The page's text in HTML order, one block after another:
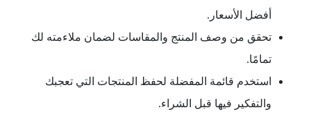
أفضل الأسعار.
تحقق من وصف المنتج والمقاسات لضمان ملاءمته لك
تمامًا.
استخدم قائمة المفضلة لحفظ المنتجات التي تعجبك
والتفكير فيها قبل الشراء.